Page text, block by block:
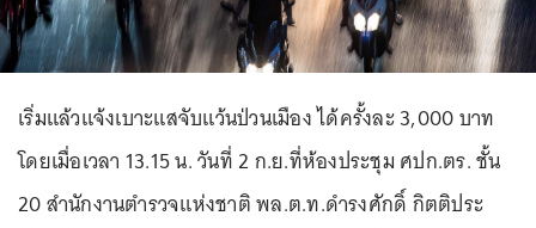
เริ่มแล้วแจ้งเบาะแสจับแว้นป่วนเมือง ได้ครั้งละ 3,000 บาท
โดยเมื่อเวลา 13.15 น. วันที่ 2 ก.ย.ที่ห้องประชุม ศปก.ตร. ชั้น
20 สำนักงานตำรวจแห่งชาติ พล.ต.ท.ดำรงศักดิ์ กิตติประ